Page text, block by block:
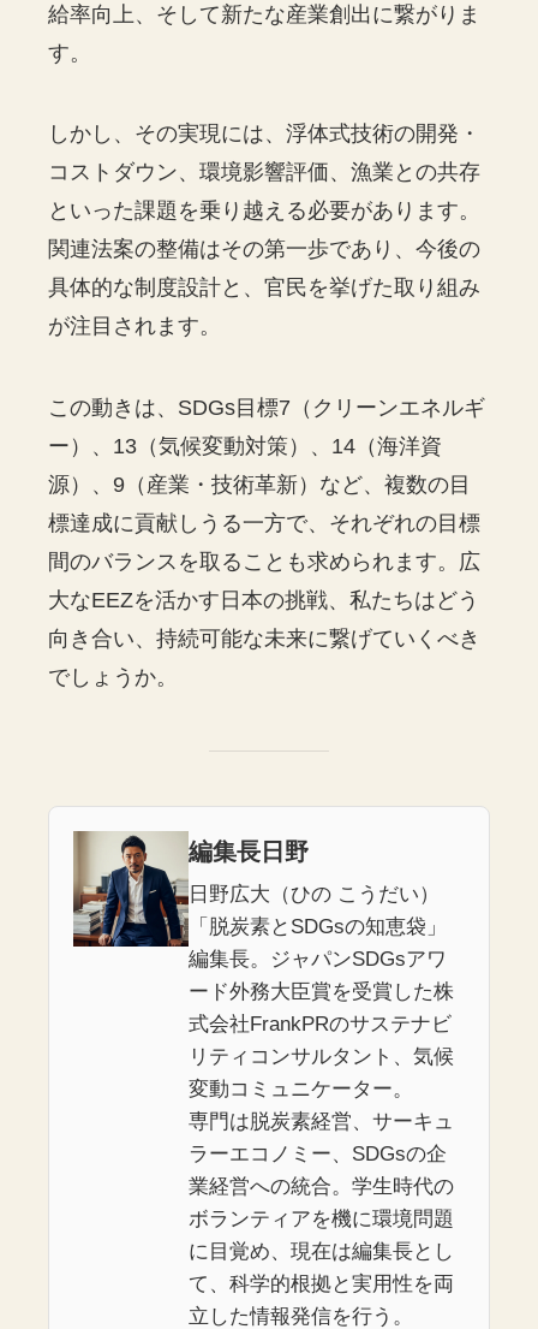
給率向上、そして新たな産業創出に繋がりま
す。
しかし、その実現には、浮体式技術の開発・
コストダウン、環境影響評価、漁業との共存
といった課題を乗り越える必要があります。
関連法案の整備はその第一歩であり、今後の
具体的な制度設計と、官民を挙げた取り組み
が注目されます。
この動きは、SDGs目標7（クリーンエネルギ
ー）、13（気候変動対策）、14（海洋資
源）、9（産業・技術革新）など、複数の目
標達成に貢献しうる一方で、それぞれの目標
間のバランスを取ることも求められます。広
大なEEZを活かす日本の挑戦、私たちはどう
向き合い、持続可能な未来に繋げていくべき
でしょうか。
編集長日野
日野広大（ひの こうだい）
「脱炭素とSDGsの知恵袋」
編集長。ジャパンSDGsアワ
ード外務大臣賞を受賞した株
式会社FrankPRのサステナビ
リティコンサルタント、気候
変動コミュニケーター。
専門は脱炭素経営、サーキュ
ラーエコノミー、SDGsの企
業経営への統合。学生時代の
ボランティアを機に環境問題
に目覚め、現在は編集長とし
て、科学的根拠と実用性を両
立した情報発信を行う。